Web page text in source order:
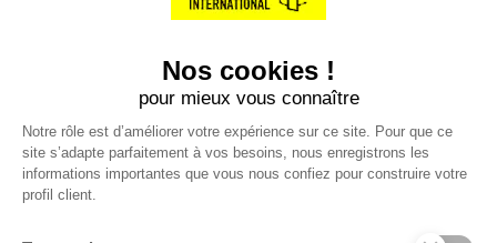
Nous contacter
Renvoyer des articles